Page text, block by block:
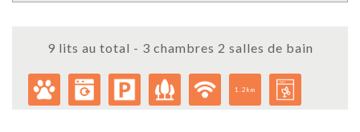
9 lits au total - 3 chambres 2 salles de bain
1.2km